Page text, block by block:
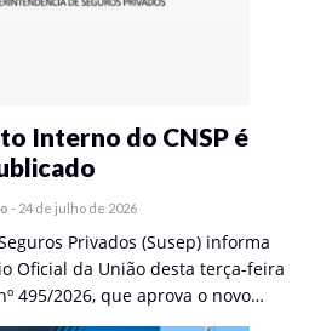
Interno do CNSP é
- 24 de julho de 2026
Privados (Susep) informa
Oficial da União desta terça-feira
495/2026, que aprova o novo…